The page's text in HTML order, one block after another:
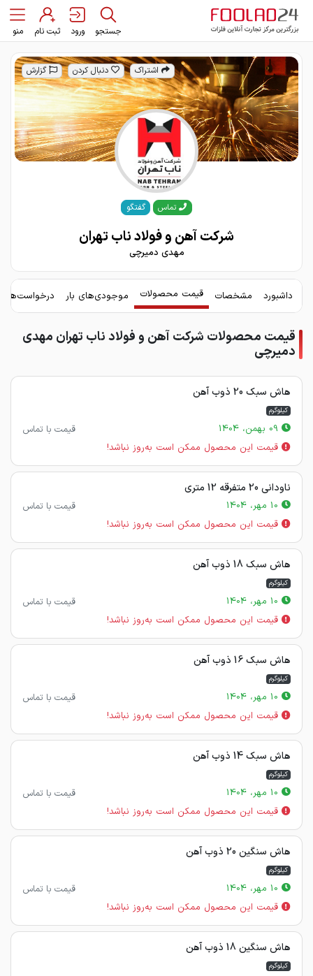
جستجو ورود ثبت نام منو
اشتراک دنبال کردن گزارش
تماس گفتگو
شرکت آهن و فولاد ناب تهران
مهدی دمیرچی
داشبورد مشخصات قیمت محصولات موجودی‌های بار
قیمت محصولات شرکت آهن و فولاد ناب تهران مهدی
دمیرچی
هاش سبک 20 ذوب آهن
کیلوگرم
قیمت با تماس
قیمت این محصول ممکن است به‌روز نباشد!
ناودانی 20 متفرقه 12 متری
قیمت با تماس
قیمت این محصول ممکن است به‌روز نباشد!
هاش سبک 18 ذوب آهن
کیلوگرم
قیمت با تماس
قیمت این محصول ممکن است به‌روز نباشد!
هاش سبک 16 ذوب آهن
کیلوگرم
قیمت با تماس
قیمت این محصول ممکن است به‌روز نباشد!
هاش سبک 14 ذوب آهن
کیلوگرم
قیمت با تماس
قیمت این محصول ممکن است به‌روز نباشد!
هاش سنگین 20 ذوب آهن
کیلوگرم
قیمت با تماس
قیمت این محصول ممکن است به‌روز نباشد!
هاش سنگین 18 ذوب آهن
کیلوگرم